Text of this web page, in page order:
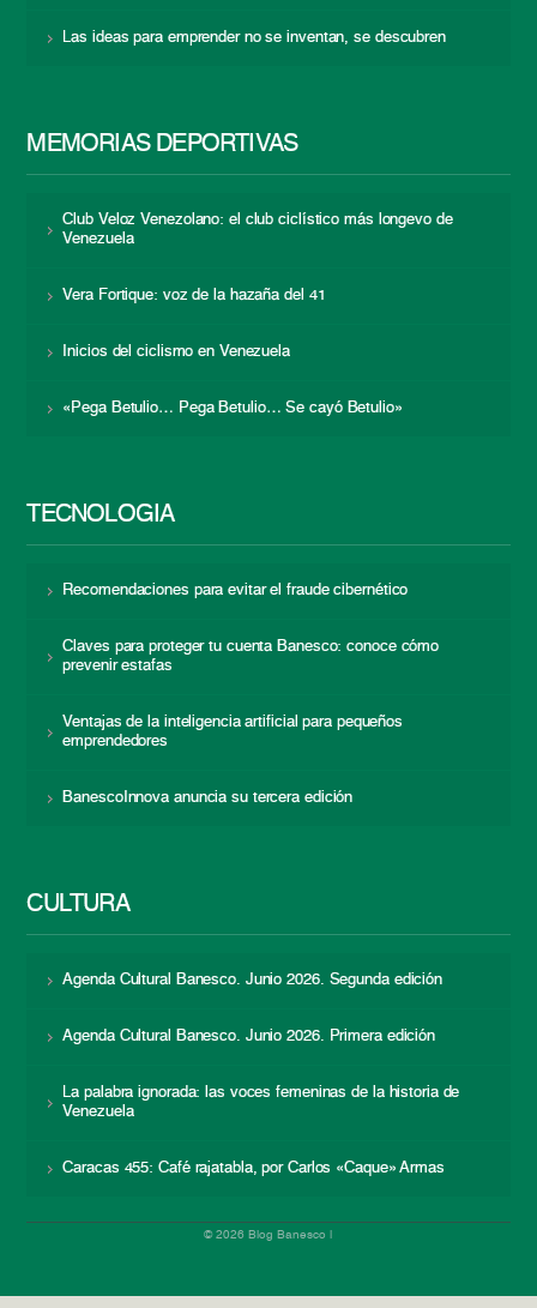
Las ideas para emprender no se inventan, se descubren
MEMORIAS DEPORTIVAS
Club Veloz Venezolano: el club ciclístico más longevo de
Venezuela
Vera Fortique: voz de la hazaña del 41
Inicios del ciclismo en Venezuela
«Pega Betulio… Pega Betulio… Se cayó Betulio»
TECNOLOGÍA
Recomendaciones para evitar el fraude cibernético
Claves para proteger tu cuenta Banesco: conoce cómo
prevenir estafas
Ventajas de la inteligencia artificial para pequeños
emprendedores
BanescoInnova anuncia su tercera edición
CULTURA
Agenda Cultural Banesco. Junio 2026. Segunda edición
Agenda Cultural Banesco. Junio 2026. Primera edición
La palabra ignorada: las voces femeninas de la historia de
Venezuela
Caracas 455: Café rajatabla, por Carlos «Caque» Armas
© 2026 Blog Banesco |